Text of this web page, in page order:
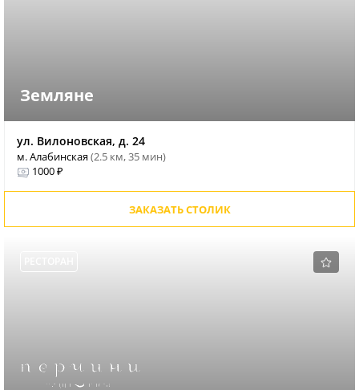
Земляне
ул. Вилоновская, д. 24
м. Алабинская(2.5 км, 35 мин)
1000 ₽
ЗАКАЗАТЬ СТОЛИК